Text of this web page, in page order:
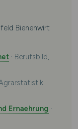
Bienenwirt
· Berufsbild,
Ernaehrung ·